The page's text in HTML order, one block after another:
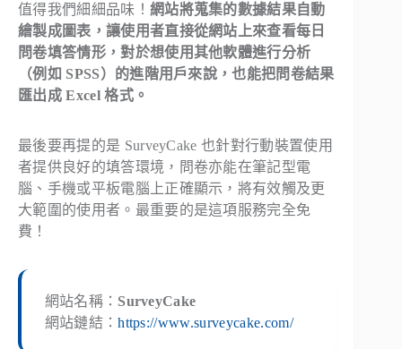
值得我們細細品味！ 網站將蒐集的數據結果自動
繪製成圖表，讓使用者直接從網站上來查看每日
問卷填答情形，對於想使用其他軟體進行分析
（例如 SPSS）的進階用戶來說，也能把問卷結果
匯出成 Excel 格式。
最後要再提的是 SurveyCake 也針對行動裝置使用
者提供良好的填答環境，問卷亦能在筆記型電
腦、手機或平板電腦上正確顯示，將有效觸及更
大範圍的使用者。最重要的是這項服務完全免
費！
網站名稱： SurveyCake
網站鏈結：https://www.surveycake.com/